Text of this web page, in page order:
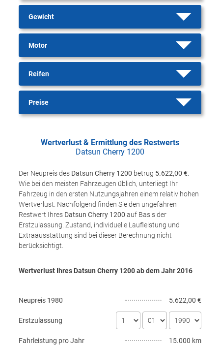
Gewicht
Motor
Reifen
Preise
Wertverlust & Ermittlung des Restwerts
Datsun Cherry 1200
Der Neupreis des Datsun Cherry 1200 betrug 5.622,00 €
Wie bei den meisten Fahrzeugen üblich, unterliegt Ihr
Fahrzeug in den ersten Nutzungsjahren einem relativ hohen
Wertverlust. Nachfolgend finden Sie den ungefähren
Restwert Ihres Datsun Cherry 1200 auf Basis der
Erstzulassung. Zustand, individuelle Laufleistung und
Extraausstattung sind bei dieser Berechnung nicht
berücksichtigt.
Wertverlust Ihres Datsun Cherry 1200 ab dem Jahr2016
Neupreis 1980 5.622,00 €
Erstzulassung
Fahrleistung pro Jahr 15.000 km